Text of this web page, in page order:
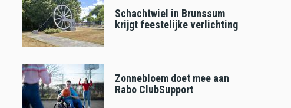
Schachtwiel in Brunssum
krijgt feestelijke verlichting
Zonnebloem doet mee aan
Rabo ClubSupport